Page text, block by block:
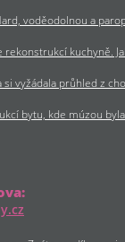
voděodolnou a
rekonstrukcí kuchyně.
si vyžádala průhled z
bytu, kde múzou